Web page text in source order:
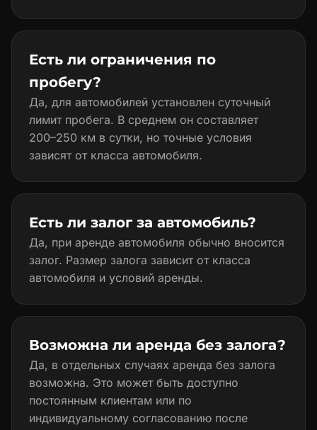
Есть ли ограничения по
пробегу?
Да, для автомобилей установлен суточный
лимит пробега. В среднем он составляет
200–250 км в сутки, но точные условия
зависят от класса автомобиля.
Есть ли залог за автомобиль?
Да, при аренде автомобиля обычно вносится
залог. Размер залога зависит от класса
автомобиля и условий аренды.
Возможна ли аренда без залога?
Да, в отдельных случаях аренда без залога
возможна. Это может быть доступно
постоянным клиентам или по
индивидуальному согласованию после